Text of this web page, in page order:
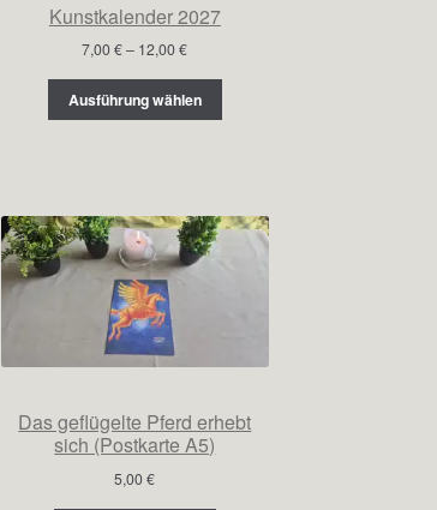
Kunstkalender 2027
7,00€– 12,00€Preisspanne:
bis
12,00 €
Ausführung wählen
Das geflügelte Pferd erhebt
sich (Postkarte A5)
5,00€